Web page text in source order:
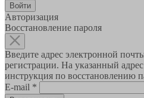
Авторизация
Восстановление пароля
Введите адрес электронной
регистрации. На указанный адрес
инструкция по восстановлению
E-mail *